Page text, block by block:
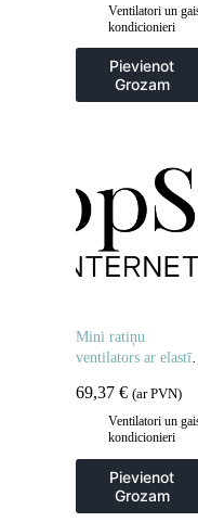
tumši pelēks
Ventilatori un
kondicionieri
Pievienot
Grozam
Mini ratiņu
ventilators ar
zils
69,37 € (ar PVN)
Ventilatori un
kondicionieri
Pievienot
Grozam